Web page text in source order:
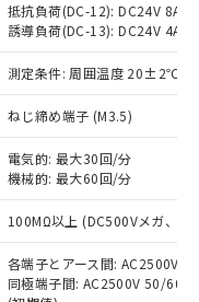
抵抗負荷(DC-12): DC24V 8A/
誘導負荷(DC-13): DC24V 4A/
測定条件: 周囲温度 20±2℃、
ねじ締め端子 (M3.5)
電気的: 最大30回/分
機械的: 最大60回/分
100MΩ以上 (DC500Vメガ、点
各端子とアース間: AC2500V
同極端子間: AC2500V 50/
機器事業取扱
び標準価格
だくもので
品の中には、
照会結果は、
での社内デー
のであり、閲
在庫および標
あることをご
（10物質）の
たは確認中の
無形物で、有
す。
有部品として
場合などや
ます。
以下、 カド
リ臭化ビフェニル
ェニルエーテル類
中国RoHSの
す。
中国RoHSの
ます。
売部門へお問
：
、 Cd(カドミウ
ポリ臭化ビフェ
のうち、外国
定める商品
場合は、日本
役務取引許
な手続きを